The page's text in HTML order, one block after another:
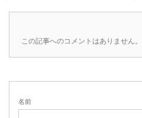
この記事へのコメントはありません。
名前